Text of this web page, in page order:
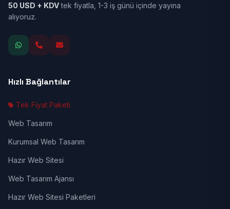
50 USD + KDVtek fiyatla, 1-3 iş günü içinde yayına
alıyoruz.
Hızlı Bağlantılar
Tek Fiyat Paketi
Web Tasarım
Kurumsal Web Tasarım
Hazır Web Sitesi
Web Tasarım Ajansı
Hazır Web Sitesi Paketleri